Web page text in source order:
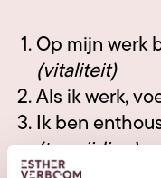
Op mijn werk
(vitaliteit)
Als ik werk,
Ik ben
(toewijding)